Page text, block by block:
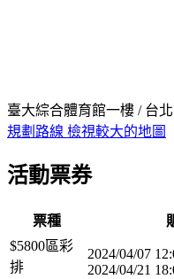
臺大綜合體育館一樓 / 台
規劃路線 檢視較大的地圖
活動票券
票種
$5800區彩
排
2024/04/07
2024/04/21